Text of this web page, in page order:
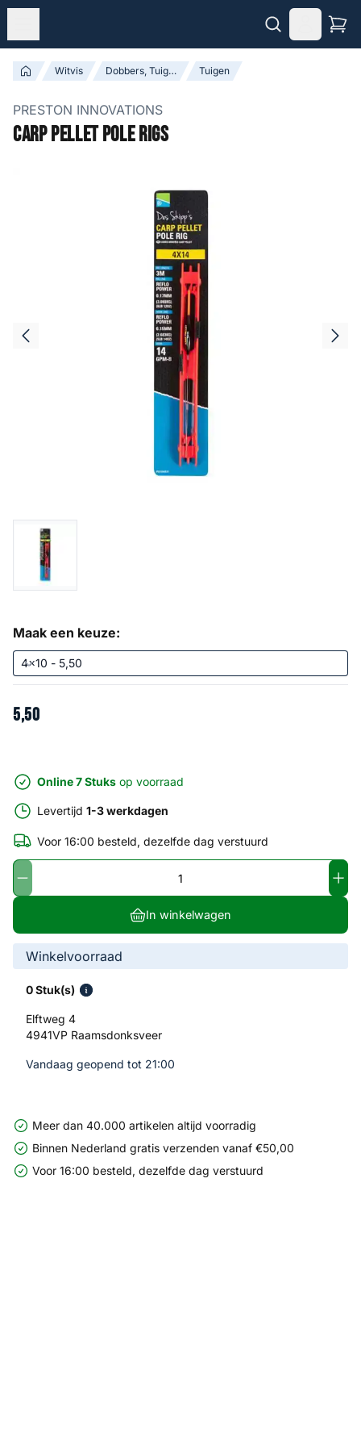
Witvis Dobbers, Tuigen & Accessoires Tuigen
PRESTON INNOVATIONS
Carp Pellet Pole Rigs
Maak een keuze:
5,50
Online 7 Stuks op voorraad
Levertijd 1-3 werkdagen
Voor 16:00 besteld, dezelfde dag verstuurd
In winkelwagen
Winkelvoorraad
0 Stuk(s)
Elftweg 4
4941VP Raamsdonksveer
Vandaag geopend tot 21:00
Meer dan 40.000 artikelen altijd voorradig
Binnen Nederland gratis verzenden vanaf €50,00
Voor 16:00 besteld, dezelfde dag verstuurd